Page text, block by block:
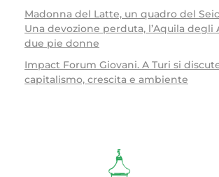
Madonna del Latte, un quadro del
Una devozione perduta, l’Aquila degli
due pie donne
Impact Forum Giovani. A Turi si
capitalismo, crescita e ambiente